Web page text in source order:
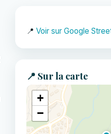
📍 Voir sur Google
📍 Sur la carte
+
−